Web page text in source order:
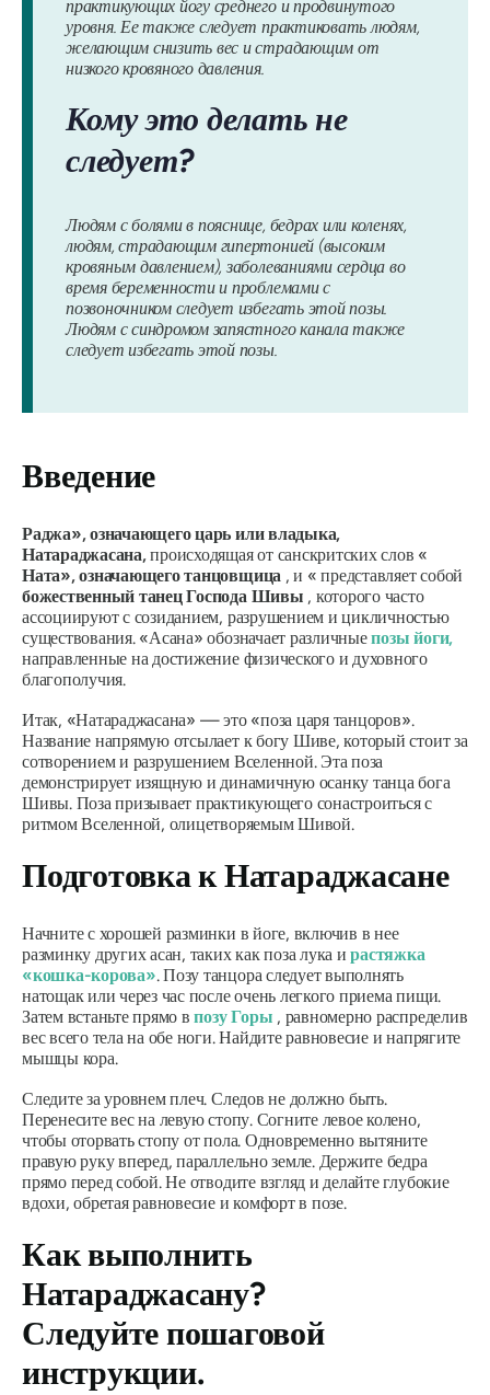
практикующих йогу среднего и продвинутого
уровня. Ее также следует практиковать людям,
желающим снизить вес и страдающим от
низкого кровяного давления.
Кому это делать не
следует?
Людям с болями в пояснице, бедрах или коленях,
людям, страдающим гипертонией (высоким
кровяным давлением), заболеваниями сердца во
время беременности и проблемами с
позвоночником следует избегать этой позы.
Людям с синдромом запястного канала также
следует избегать этой позы.
Введение
Раджа», означающего царь или владыка,
Натараджасана,происходящая от санскритских слов «
Ната», означающего танцовщица , и « представляет собой
божественный танец Господа Шивы , которого часто
ассоциируют с созиданием, разрушением и цикличностью
существования. «Асана» обозначает различныепозы йоги,
направленные на достижение физического и духовного
благополучия.
Итак, «Натараджасана» — это «поза царя танцоров».
Название напрямую отсылает к богу Шиве, который стоит за
сотворением и разрушением Вселенной. Эта поза
демонстрирует изящную и динамичную осанку танца бога
Шивы. Поза призывает практикующего сонастроиться с
ритмом Вселенной, олицетворяемым Шивой.
Подготовка кНатараджасане
Начните с хорошей разминки в йоге, включив в нее
разминку других асан, таких как поза лука ирастяжка
«кошка-корова». Позу танцора следует выполнять
натощак или через час после очень легкого приема пищи.
Затем встаньте прямо впозу Горы , равномерно распределив
вес всего тела на обе ноги. Найдите равновесие и напрягите
мышцы кора.
Следите за уровнем плеч. Следов не должно быть.
Перенесите вес на левую стопу. Согните левое колено,
чтобы оторвать стопу от пола. Одновременно вытяните
правую руку вперед, параллельно земле. Держите бедра
прямо перед собой. Не отводите взгляд и делайте глубокие
вдохи, обретая равновесие и комфорт в позе.
Как выполнить
Натараджасану?
Следуйте пошаговой
инструкции.